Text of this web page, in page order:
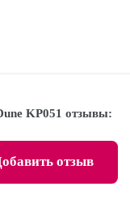
KP051 отзывы:
отзыв